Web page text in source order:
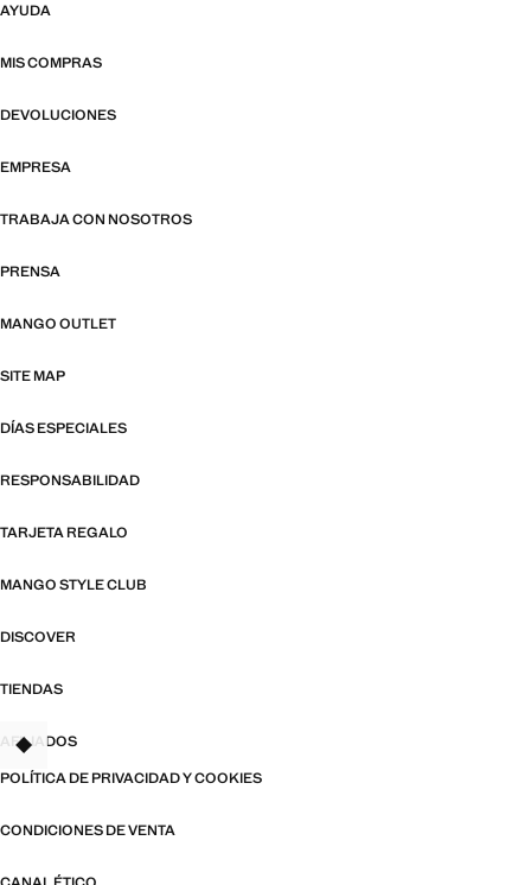
AYUDA
MIS COMPRAS
DEVOLUCIONES
EMPRESA
TRABAJA CON NOSOTROS
PRENSA
MANGO OUTLET
SITE MAP
DÍAS ESPECIALES
RESPONSABILIDAD
TARJETA REGALO
MANGO STYLE CLUB
DISCOVER
TIENDAS
AFILIADOS
POLÍTICA DE PRIVACIDAD Y COOKIES
CONDICIONES DE VENTA